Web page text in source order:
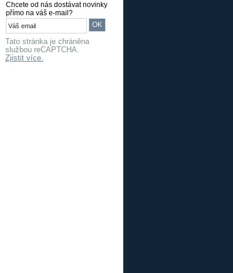
Chcete od nás dostávat novinky
přímo na váš e-mail?
Tato stránka je chráněna
službou reCAPTCHA.
Zjistit více.